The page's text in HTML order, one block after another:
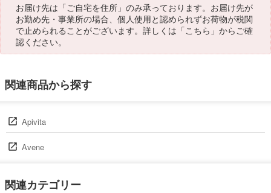
お届け先は「ご自宅を住所」のみ承っております。お届け先が
お勤め先・事業所の場合、個人使用と認められずお荷物が税関
で止められることがございます。詳しくは「こちら 」からご確
認ください。
関連商品から探す
Apivita
Avene
関連カテゴリー